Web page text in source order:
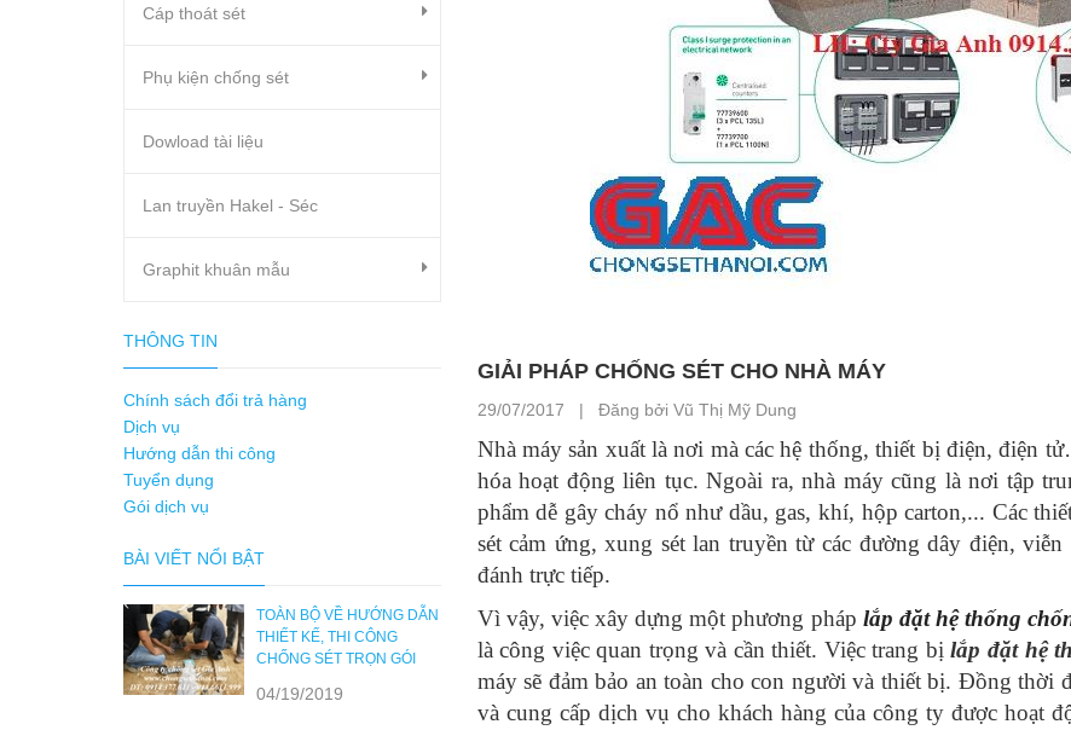
GIẢI PHÁP CHỐNG SÉT CHO NHÀ MÁY
29/07/2017 | Đăng bởi Vũ Thị Mỹ Dung
Nhà máy sản xuất là nơi mà các hệ thống, thiết bị điện, điện
hóa hoạt động liên tục. Ngoài ra, nhà máy cũng là nơi tập
phẩm dễ gây cháy nổ như dầu, gas, khí, hộp carton,... Các
sét cảm ứng, xung sét lan truyền từ các đường dây điện,
đánh trực tiếp.
Vì vậy, việc xây dựng một phương pháp lắp đặt hệ thống
là công việc quan trọng và cần thiết. Việc trang bịlắp đặt hệ
máy sẽ đảm bảo an toàn cho con người và thiết bị. Đồng thời
và cung cấp dịch vụ cho khách hàng của công ty được hoạt
Cáp thoát sét
Phụ kiện chống sét
Dowload tài liệu
Lan truyền Hakel - Séc
Graphit khuân mẫu
THÔNG TIN
Chính sách đổi trả hàng
Dịch vụ
Hướng dẫn thi công
Tuyển dụng
Gói dịch vụ
BÀI VIẾT NỔI BẬT
TOÀN BỘ VỀ HƯỚNG DẪN
THIẾT KẾ, THI CÔNG
CHỐNG SÉT TRỌN GÓI
04/19/2019